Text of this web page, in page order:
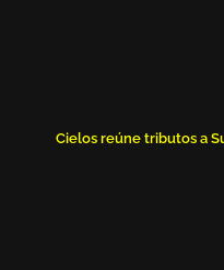
Cielos reúne tributos a